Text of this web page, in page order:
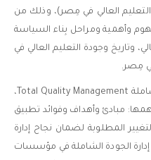
التعليم العالي في مِصر)، وذلك من
وأهمية ومراحل بِناء السياسة
وتاريخ وجودة التعليم العالي في
مِصر.
ثم يتناول الفصل الثاني إدارة الجودة الشاملة Total Quality Management،
مبادئ وأهداف وفوائد تطبيق
المطلوبة لضمان نجاح إدارة
إدارة الجودة الشاملة في مؤسسات